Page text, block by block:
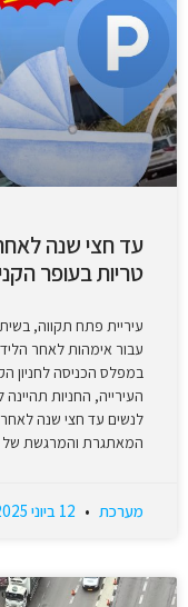
עד חצי שנה
טריות בעופר
עיריית פתח תקווה,
עבור אימהות לאחר
במפלס הכניסה לחניון
העירייה, החניות
לנשים עד חצי שנה
המאתגרת והמרגשת של
מערכת